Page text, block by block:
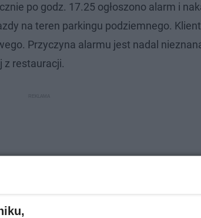
po godz. 17.25 ogłoszono alarm i
na teren parkingu podziemnego.
Przyczyna alarmu jest nadal
z restauracji.